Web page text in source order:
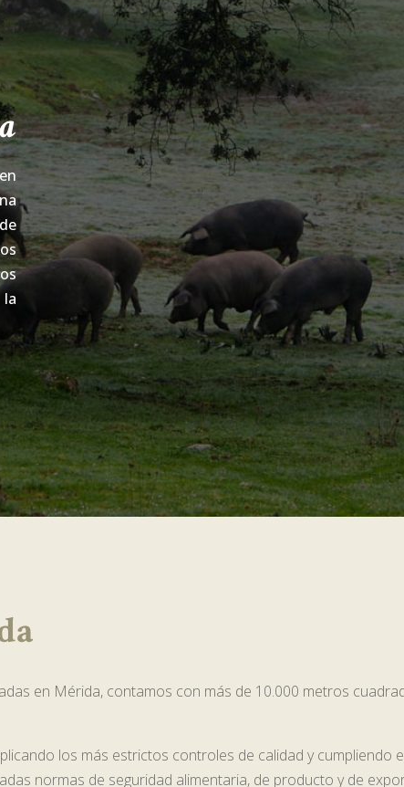
en Mérida, contamos con más de 10.000 metros
los más estrictos controles de calidad y cumpliendo
normas de seguridad alimentaria, de producto y de